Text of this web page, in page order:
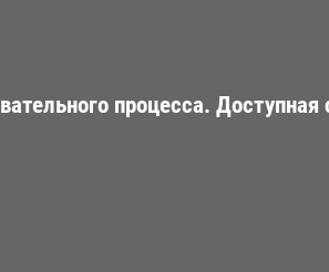
процесса. Доступная